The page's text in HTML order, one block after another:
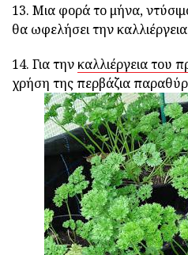
13. Μια φορά το μήνα,
θα ωφελήσει την
14. Για την καλλιέργεια του
χρήση της περβάζια